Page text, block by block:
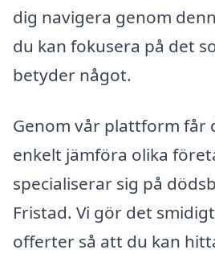
dig navigera genom
du kan fokusera på det
betyder något.
Genom vår plattform får
enkelt jämföra olika
specialiserar sig på
Fristad. Vi gör det
offerter så att du kan